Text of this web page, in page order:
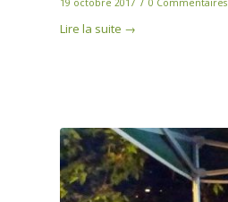
Lire la suite →